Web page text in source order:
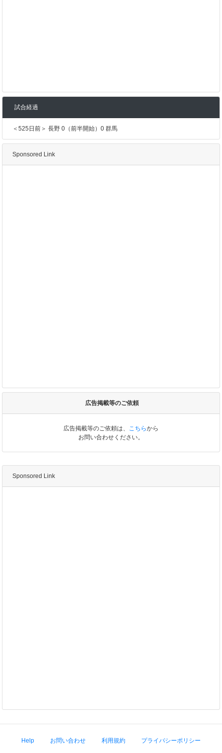
試合経過
＜525日前＞ 長野 0（前半開始）0 群馬
Sponsored Link
広告掲載等のご依頼
広告掲載等のご依頼は、 こちらから
お問い合わせください。
Sponsored Link
Help お問い合わせ 利用規約 プライバシーポリシー